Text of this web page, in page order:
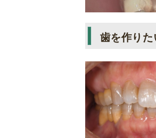
歯を作り